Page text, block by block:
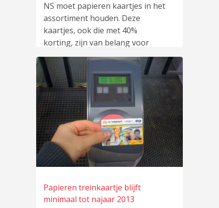
NS moet papieren kaartjes in het
assortiment houden. Deze
kaartjes, ook die met 40%
korting, zijn van belang voor
incidentelelees meer…
Papieren treinkaartje blijft
minimaal tot najaar 2013